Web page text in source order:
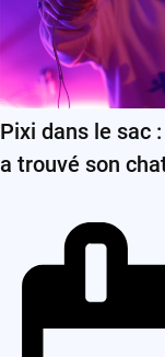
Pixi dans le sac
a trouvé son